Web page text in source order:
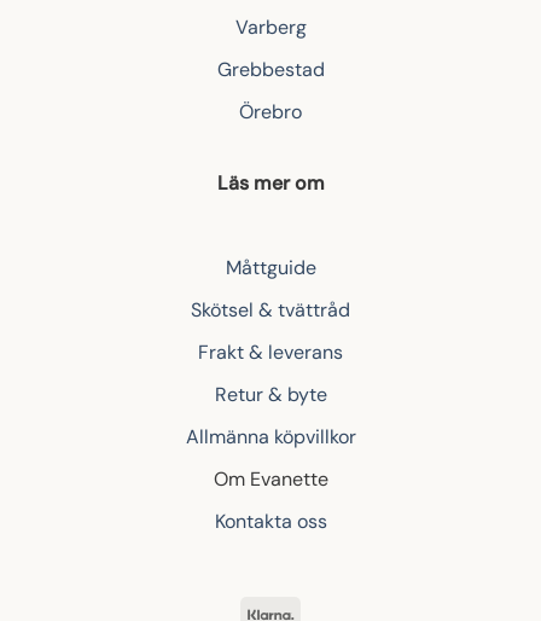
Varberg
Grebbestad
Örebro
Läs mer om
Måttguide
Skötsel & tvättråd
Frakt & leverans
Retur & byte
Allmänna köpvillkor
Om Evanette
Kontakta oss
Klarna